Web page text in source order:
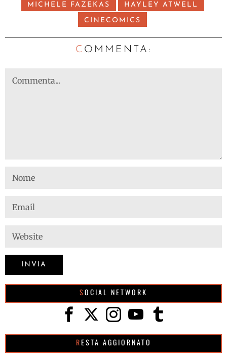
MICHELE FAZEKAS HAYLEY ATWELL
CINECOMICS
C OMMENTA:
SOCIAL NETWORK
RESTA AGGIORNATO